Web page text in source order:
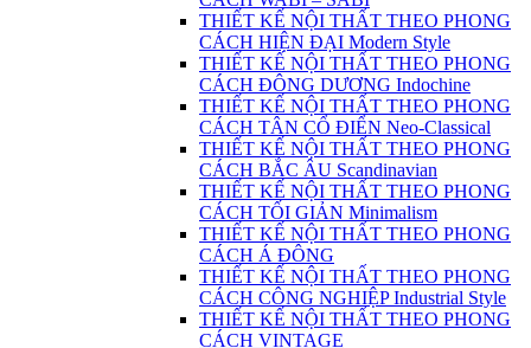
THIẾT KẾ NỘI THẤT THEO PHONG
CÁCH HIỆN ĐẠI Modern Style
THIẾT KẾ NỘI THẤT THEO PHONG
CÁCH ĐÔNG DƯƠNG Indochine
THIẾT KẾ NỘI THẤT THEO PHONG
CÁCH TÂN CỔ ĐIỂN Neo-Classical
THIẾT KẾ NỘI THẤT THEO PHONG
CÁCH BẮC ÂU Scandinavian
THIẾT KẾ NỘI THẤT THEO PHONG
CÁCH TỐI GIẢN Minimalism
THIẾT KẾ NỘI THẤT THEO PHONG
CÁCH Á ĐÔNG
THIẾT KẾ NỘI THẤT THEO PHONG
CÁCH CÔNG NGHIỆP Industrial Style
THIẾT KẾ NỘI THẤT THEO PHONG
CÁCH VINTAGE